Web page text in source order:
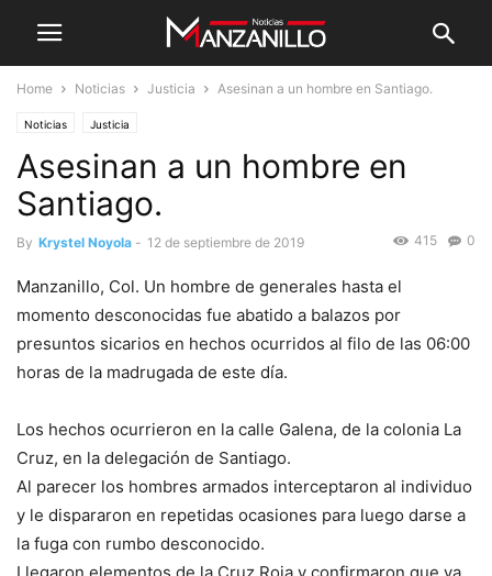
Home Noticias Justicia Asesinan a un hombre en Santiago.
Noticias Justicia
Asesinan a un hombre en
Santiago.
By Krystel Noyola - 12 de septiembre de 2019 0
415
Manzanillo, Col. Un hombre de generales hasta el
momento desconocidas fue abatido a balazos por
presuntos sicarios en hechos ocurridos al filo de las 06:00
horas de la madrugada de este día.
Los hechos ocurrieron en la calle Galena, de la colonia La
Cruz, en la delegación de Santiago.
Al parecer los hombres armados interceptaron al individuo
y le dispararon en repetidas ocasiones para luego darse a
la fuga con rumbo desconocido.